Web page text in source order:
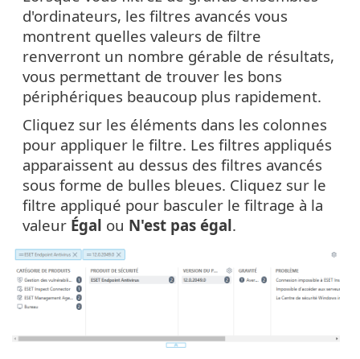
d'ordinateurs, les filtres avancés vous
montrent quelles valeurs de filtre
renverront un nombre gérable de résultats,
vous permettant de trouver les bons
périphériques beaucoup plus rapidement.
Cliquez sur les éléments dans les colonnes
pour appliquer le filtre. Les filtres appliqués
apparaissent au dessus des filtres avancés
sous forme de bulles bleues. Cliquez sur le
filtre appliqué pour basculer le filtrage à la
valeur Égal ou N'est pas égal.